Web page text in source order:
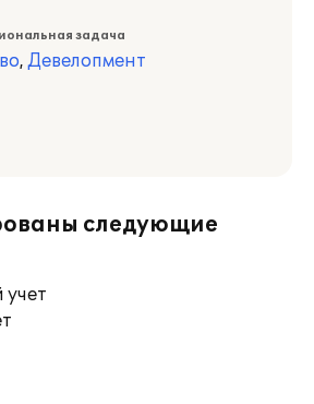
задача
, Девелопмент
следующие
учет